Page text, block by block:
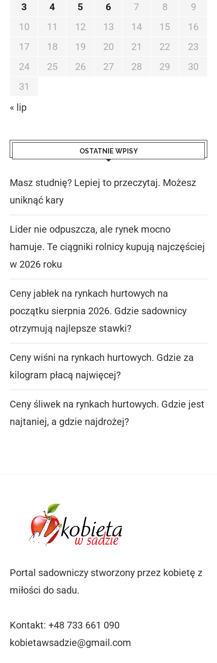
3
4 5 6 7 8
9
10
11 12 13 14 15
16
17
18 19 20 21 22
23
24
25 26 27 28 29
30
31
« lip
OSTATNIE WPISY
Masz studnię? Lepiej to przeczytaj. Możesz
uniknąć kary
Lider nie odpuszcza, ale rynek mocno
hamuje. Te ciągniki rolnicy kupują najczęściej
w 2026 roku
Ceny jabłek na rynkach hurtowych na
początku sierpnia 2026. Gdzie sadownicy
otrzymują najlepsze stawki?
Ceny wiśni na rynkach hurtowych. Gdzie za
kilogram płacą najwięcej?
Ceny śliwek na rynkach hurtowych. Gdzie jest
najtaniej, a gdzie najdrożej?
Portal sadowniczy stworzony przez kobietę z
miłości do sadu.
Kontakt: +48 733 661 090
kobietawsadzie@gmail.com